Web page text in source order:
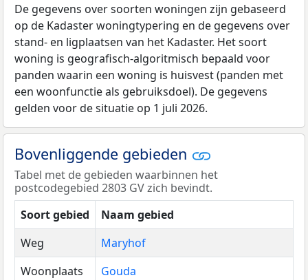
De gegevens over soorten woningen zijn gebaseerd
op de Kadaster woningtypering en de gegevens over
stand- en ligplaatsen van het Kadaster. Het soort
woning is geografisch-algoritmisch bepaald voor
panden waarin een woning is huisvest (panden met
een woonfunctie als gebruiksdoel). De gegevens
gelden voor de situatie op 1 juli 2026.
Bovenliggende gebieden
Tabel met de gebieden waarbinnen het
postcodegebied 2803 GV zich bevindt.
Soort gebied
Naam gebied
Weg
Maryhof
Woonplaats
Gouda